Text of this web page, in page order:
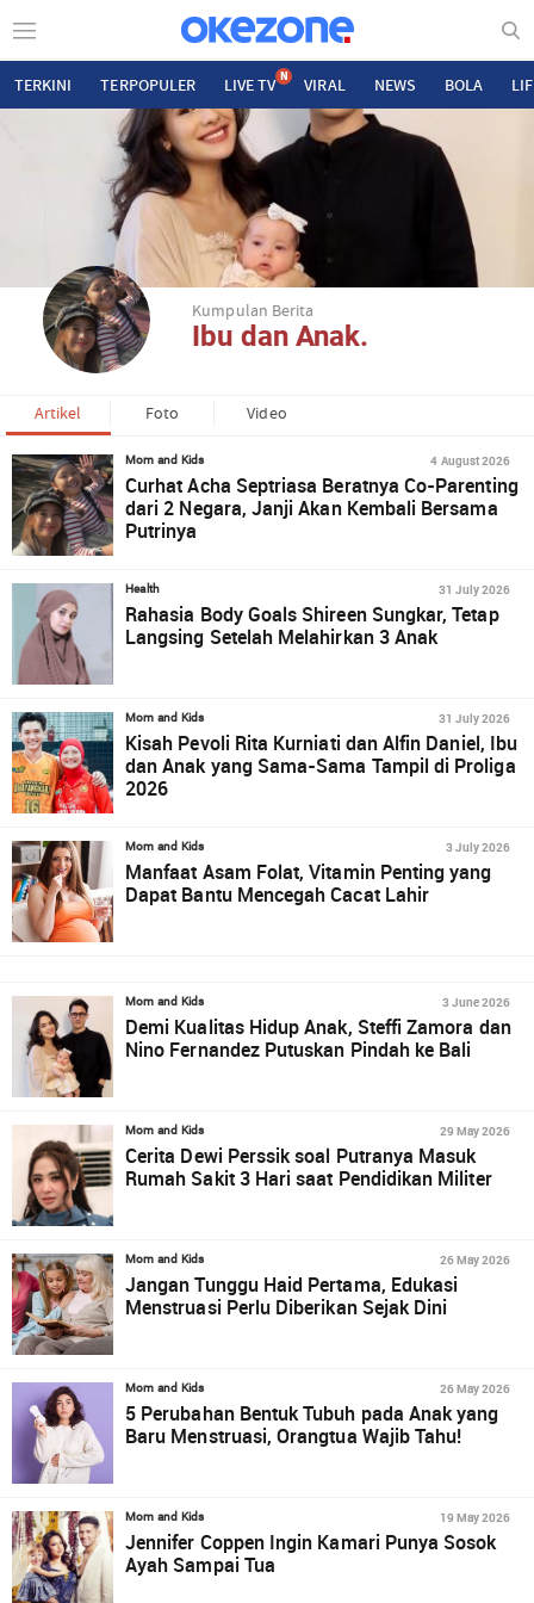
TERKINI TERPOPULER LIVE TV N VIRAL NEWS BOLA
Kumpulan Berita
Ibu dan Anak.
Artikel Foto Video
Mom and Kids 4 August 2026
Curhat Acha Septriasa Beratnya Co-Parenting
dari 2 Negara, Janji Akan Kembali Bersama
Putrinya
Health 31 July 2026
Rahasia Body Goals Shireen Sungkar, Tetap
Langsing Setelah Melahirkan 3 Anak
Mom and Kids 31 July 2026
Kisah Pevoli Rita Kurniati dan Alfin Daniel, Ibu
dan Anak yang Sama-Sama Tampil di Proliga
2026
Mom and Kids 3 July 2026
Manfaat Asam Folat, Vitamin Penting yang
Dapat Bantu Mencegah Cacat Lahir
Mom and Kids 3 June 2026
Demi Kualitas Hidup Anak, Steffi Zamora dan
Nino Fernandez Putuskan Pindah ke Bali
Mom and Kids 29 May 2026
Cerita Dewi Perssik soal Putranya Masuk
Rumah Sakit 3 Hari saat Pendidikan Militer
Mom and Kids 26 May 2026
Jangan Tunggu Haid Pertama, Edukasi
Menstruasi Perlu Diberikan Sejak Dini
Mom and Kids 26 May 2026
5 Perubahan Bentuk Tubuh pada Anak yang
Baru Menstruasi, Orangtua Wajib Tahu!
Mom and Kids 19 May 2026
Jennifer Coppen Ingin Kamari Punya Sosok
Ayah Sampai Tua